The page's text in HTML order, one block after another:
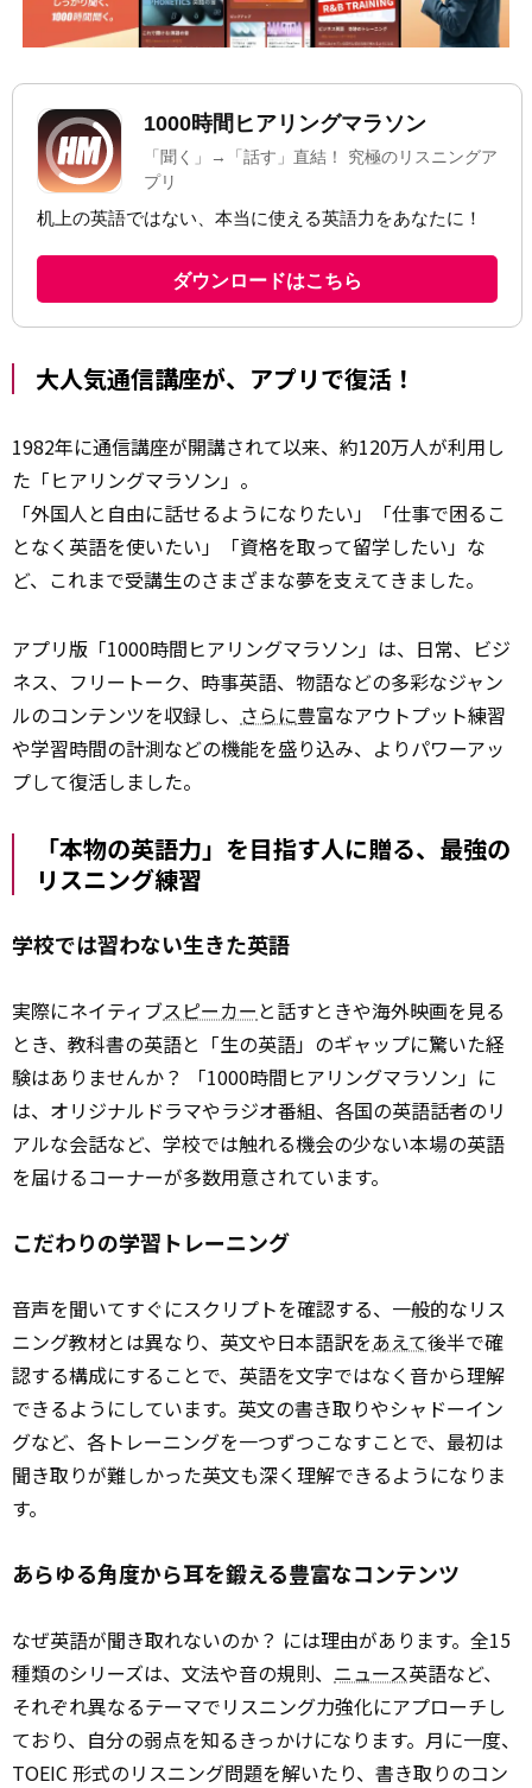
大人気通信講座が、アプリで復活！
1982年に通信講座が開講されて以来、約120万人が利用し
た「ヒアリングマラソン」。
「外国人と自由に話せるようになりたい」「仕事で困るこ
となく英語を使いたい」「資格を取って留学したい」な
ど、これまで受講生のさまざまな夢を支えてきました。
アプリ版「1000時間ヒアリングマラソン」は、日常、ビジ
ネス、フリートーク、時事英語、物語などの多彩なジャン
ルのコンテンツを収録し、 さらに豊富なアウトプット練習
や学習時間の計測などの機能を盛り込み、よりパワーアッ
プして復活しました。
「本物の英語力」を目指す人に贈る、最強の
リスニング練習
学校では習わない生きた英語
実際にネイティブスピーカー と話すときや海外映画を見る
とき、教科書の英語と「生の英語」のギャップに驚いた経
験はありませんか？ 「1000時間ヒアリングマラソン」に
は、オリジナルドラマやラジオ番組、各国の英語話者のリ
アルな会話など、学校では触れる機会の少ない本場の英語
を届けるコーナーが多数用意されています。
こだわりの学習トレーニング
音声を聞いてすぐにスクリプトを確認する、一般的なリス
ニング教材とは異なり、英文や日本語訳をあえて後半で確
認する構成にすることで、英語を文字ではなく音から理解
できるようにしています。英文の書き取りやシャドーイン
グなど、各トレーニングを一つずつこなすことで、最初は
聞き取りが難しかった英文も深く理解できるようになりま
す。
あらゆる角度から耳を鍛える豊富なコンテンツ
なぜ英語が聞き取れないのか？ には理由があります。全15
種類のシリーズは、文法や音の規則、 ニュース英語など、
それぞれ異なるテーマでリスニング力強化にアプローチし
ており、自分の弱点を知るきっかけになります。月に一度、
TOEIC 形式のリスニング問題を解いたり、書き取りのコン